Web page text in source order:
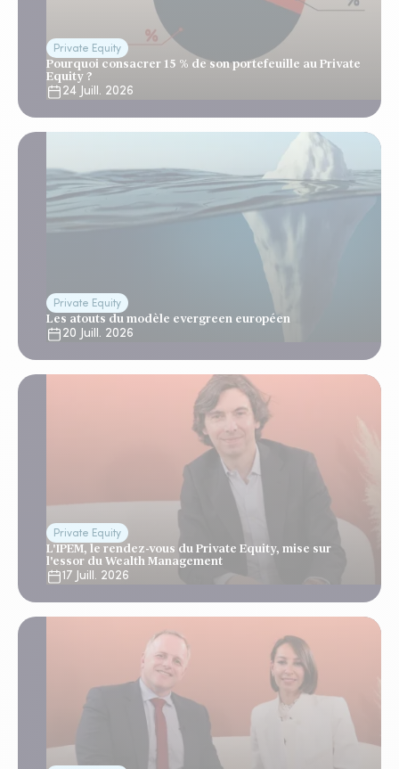
Private Equity
Pourquoi consacrer 15 % de son portefeuille au Private
Equity ?
24 Juill. 2026
Private Equity
Les atouts du modèle evergreen européen
20 Juill. 2026
Private Equity
L'IPEM, le rendez-vous du Private Equity, mise sur
l'essor du Wealth Management
17 Juill. 2026